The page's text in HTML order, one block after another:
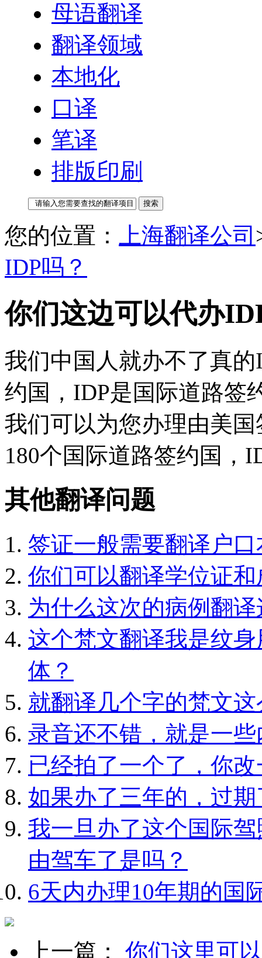
母语翻译
翻译领域
本地化
口译
笔译
排版印刷
您的位置： 上海翻译公司
IDP吗？
你们这边可以代办
我们中国人就办不了真
约国，IDP是国际道路签
我们可以为您办理由美
180个国际道路签约国，
其他翻译问题
签证一般需要翻译户
你们可以翻译学位证
为什么这次的病例翻
这个梵文翻译我是纹
体？
就翻译几个字的梵文
录音还不错，就是一
已经拍了一个了，你
如果办了三年的，过
我一旦办了这个国际
由驾车了是吗？
6天内办理10年期的国
上一篇： 你们这里可